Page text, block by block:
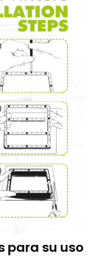
para su uso